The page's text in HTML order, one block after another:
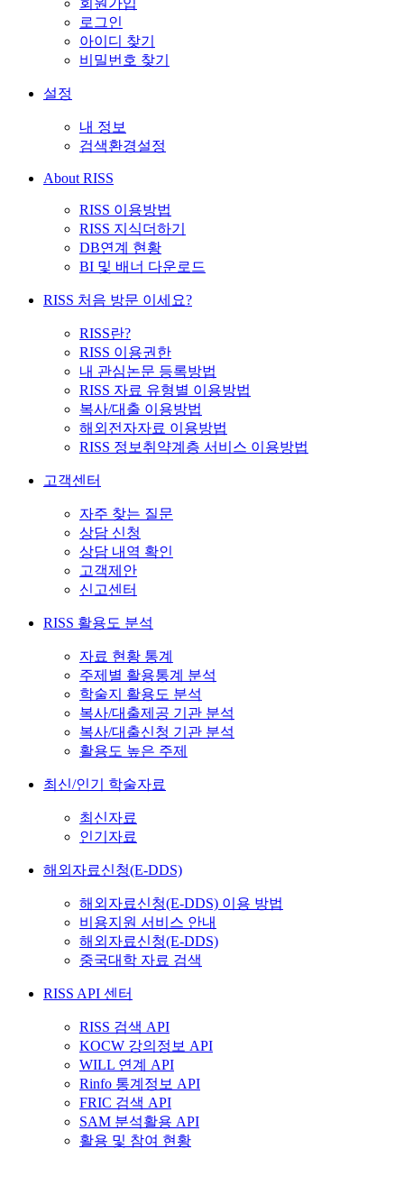
회원가입
로그인
아이디 찾기
비밀번호 찾기
설정
내 정보
검색환경설정
About RISS
RISS 이용방법
RISS 지식더하기
DB연계 현황
BI 및 배너 다운로드
RISS 처음 방문 이세요?
RISS란?
RISS 이용권한
내 관심논문 등록방법
RISS 자료 유형별 이용방법
복사/대출 이용방법
해외전자자료 이용방법
RISS 정보취약계층 서비스 이용방법
고객센터
자주 찾는 질문
상담 신청
상담 내역 확인
고객제안
신고센터
RISS 활용도 분석
자료 현황 통계
주제별 활용통계 분석
학술지 활용도 분석
복사/대출제공 기관 분석
복사/대출신청 기관 분석
활용도 높은 주제
최신/인기 학술자료
최신자료
인기자료
해외자료신청(E-DDS)
해외자료신청(E-DDS) 이용 방법
비용지원 서비스 안내
해외자료신청(E-DDS)
중국대학 자료 검색
RISS API 센터
RISS 검색 API
KOCW 강의정보 API
WILL 연계 API
Rinfo 통계정보 API
FRIC 검색 API
SAM 분석활용 API
활용 및 참여 현황